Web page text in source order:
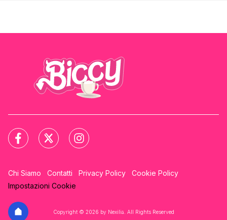
Chi Siamo Contatti Privacy Policy
Cookie Policy
Impostazioni Cookie
Copyright © 2026 by Nexilia. All Rights Reserved